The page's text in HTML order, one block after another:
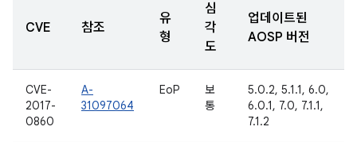
CVE 참조
유
형
심
각
도
업데이트된
AOSP 버전
CVE-
2017-
0860
A-
31097064
EoP
보
통
5.0.2, 5.1.1, 6.0,
6.0.1, 7.0, 7.1.1,
7.1.2